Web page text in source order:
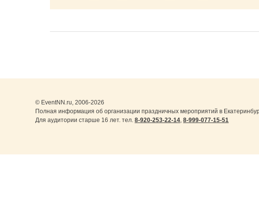
© EventNN.ru, 2006-2026
Полная информация об организации праздничных мероприятий в
Для аудитории старше 16 лет. тел. 8-920-253-22-14, 8-999-077-15-51